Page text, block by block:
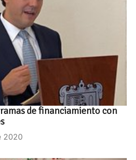
de financiamiento con
2020